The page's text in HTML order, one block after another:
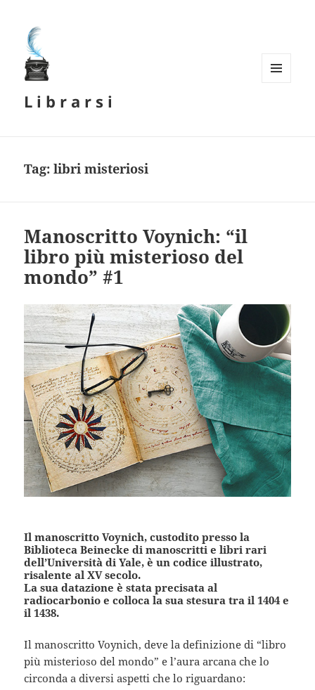
L i b r a r s i
Tag:libri misteriosi
Manoscritto Voynich: “il
libro più misterioso del
mondo” #1
Il manoscritto Voynich, custodito presso la
Biblioteca Beinecke di manoscritti e libri rari
dell’Università di Yale, è un codice illustrato,
risalente al XV secolo.
La sua datazione è stata precisata al
radiocarbonio e colloca la sua stesura tra il 1404 e
il 1438.
Il manoscritto Voynich, deve la definizione di “libro
più misterioso del mondo” e l’aura arcana che lo
circonda a diversi aspetti che lo riguardano: